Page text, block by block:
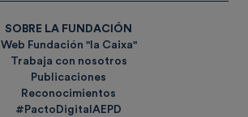
SOBRE LA FUNDACIÓN
Web Fundación "la Caixa"
Trabaja con nosotros
Publicaciones
Reconocimientos
#PactoDigitalAEPD